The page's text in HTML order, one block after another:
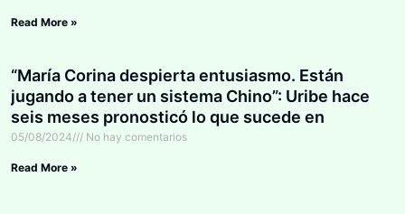
Read More »
“María Corina despierta entusiasmo. Están
jugando a tener un sistema Chino”: Uribe hace
seis meses pronosticó lo que sucede en
Venezuela
05/08/2024 No hay comentarios
Read More »